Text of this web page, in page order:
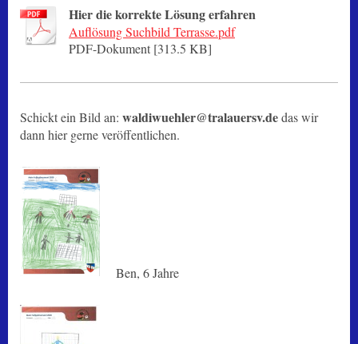
Hier die korrekte Lösung erfahren
Auflösung Suchbild Terrasse.pdf
PDF-Dokument [313.5 KB]
Schickt ein Bild an: waldiwuehler@tralauersv.dedas wir
dann hier gerne veröffentlichen.
Ben, 6 Jahre